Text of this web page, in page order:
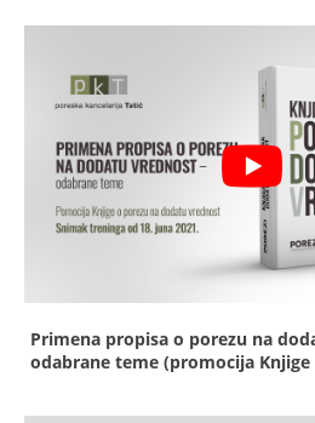
Primena propisa o porezu na
odabrane teme (promocija Knjige